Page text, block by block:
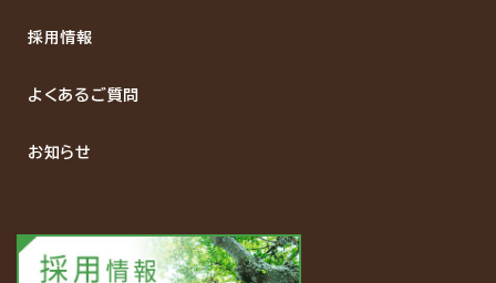
採用情報
よくあるご質問
お知らせ